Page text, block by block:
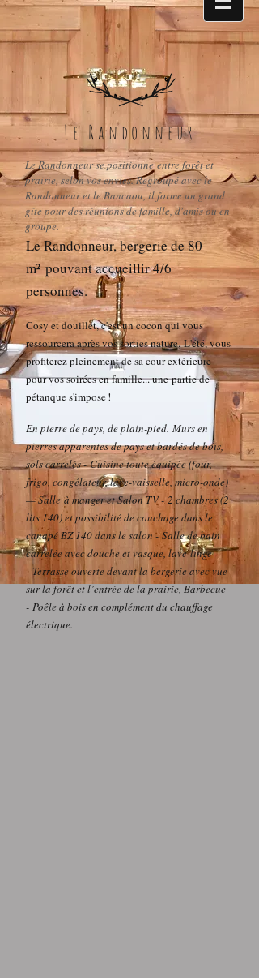
Le Randonneur
Le Randonneur se positionneentre forêt et
prairie, selon vos envies. Regroupé avec le
Randonneur et le Bancaou, il forme un grand
gîte pour des réunions de famille, d'amis ou en
groupe.
Le Randonneur, bergerie de 80
m²pouvant accueillir 4/6
personnes.
Cosy et douillet, c'est un cocon qui vous
ressourcera après vos sorties nature.L'été, vous
profiterez pleinement de sa cour extérieure
pour vos soirées en famille... unepartie de
pétanque s'impose !
En pierre de pays, de plain-pied. Murs en
pierres apparentes de pays et bardés de bois,
sols carrelés -Cuisine toute équipée (four,
frigo, congélateur, lave-vaisselle, micro-onde)
— Salle à manger et Salon TV -2 chambres (2
lits 140) et possibilité de couchage dans le
canapé BZ 140 dans le salon - Salle de bain
carrelée avec douche et vasque, lave-linge
- Terrasse ouverte devant la bergerie avecvue
sur la forêt et l’entrée de la prairie, Barbecue
- Poêle à bois en complément du chauffage
électrique.